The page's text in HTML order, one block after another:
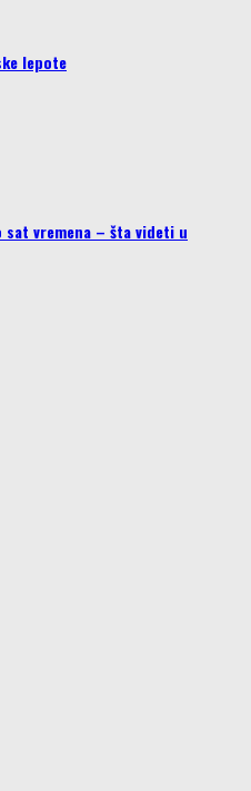
lepote
sat vremena – šta videti u